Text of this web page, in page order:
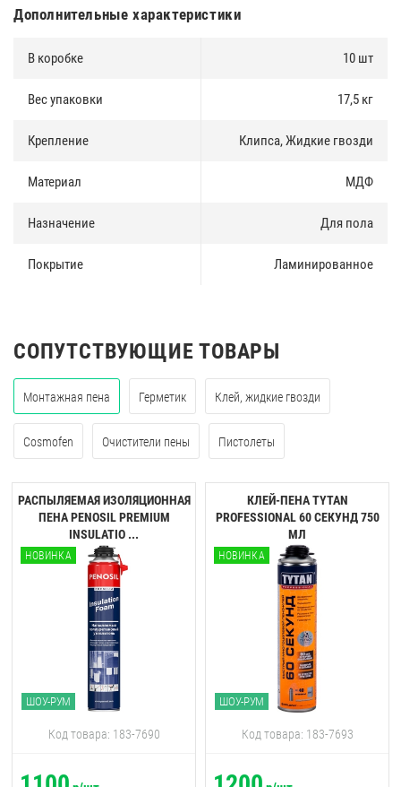
Дополнительные характеристики
В коробке 10 шт
Вес упаковки 17,5 кг
Крепление Клипса, Жидкие гвозди
Материал МДФ
Назначение Для пола
Покрытие Ламинированное
СОПУТСТВУЮЩИЕ ТОВАРЫ
Монтажная пена Герметик Клей, жидкие гвозди
Cosmofen Очистители пены Пистолеты
РАСПЫЛЯЕМАЯ ИЗОЛЯЦИОННАЯ
ПЕНА PENOSIL PREMIUM
INSULATIO ...
НОВИНКА
ШОУ-РУМ
Код товара: 183-7690
КЛЕЙ-ПЕНА TYTAN
PROFESSIONAL 60 CЕКУНД 750
МЛ
НОВИНКА
ШОУ-РУМ
Код товара: 183-7693